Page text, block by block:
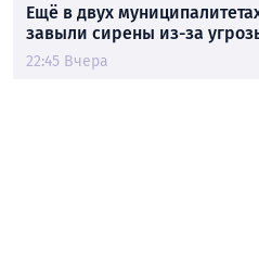
Ещё в двух
завыли сирены из-за
22:45 Вчера